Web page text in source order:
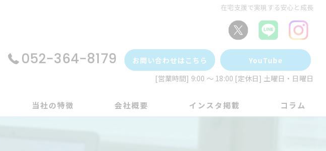
在宅支援で実現する安心と成長
052-364-8179 お問い合わせはこちら
YouTube
[営業時間] 9:00 ～ 18:00 [定休日] 土曜日・日曜日
当社の特徴 会社概要 インスタ掲載 コラム